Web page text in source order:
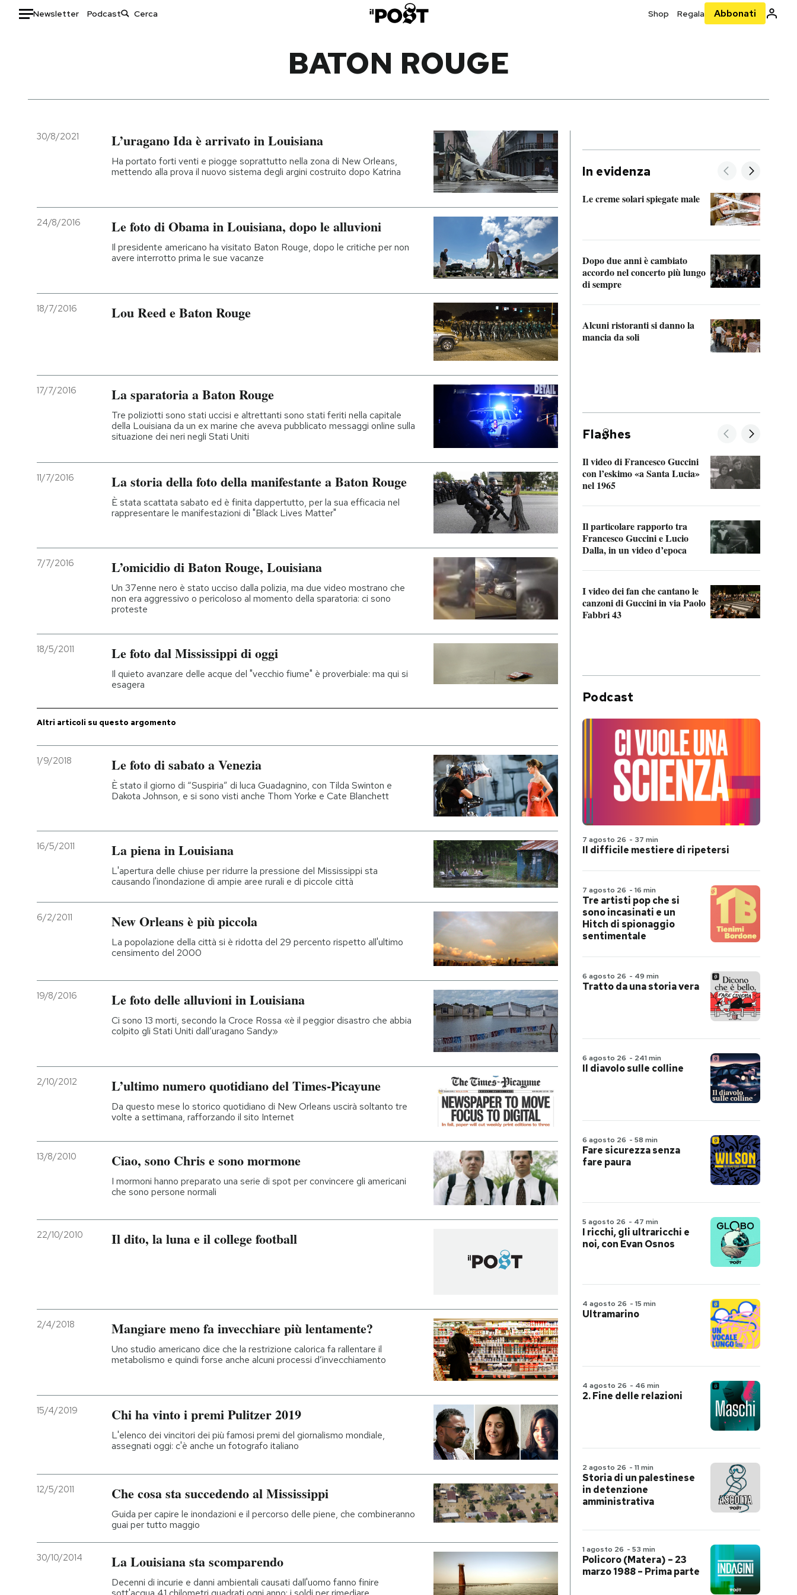
Newsletter Podcast Shop Regala Abbonati
Italia
Politica
Economia
Moda
Storie/Idee
Ok Boomer!
AREA PERSONALE
BATON ROUGE
30/8/2021 L’uragano Ida è arrivato in Louisiana
Ha portato forti venti e piogge soprattutto nella zona di New Orleans,
mettendo alla prova il nuovo sistema degli argini costruito dopo Katrina
24/8/2016 Le foto di Obama in Louisiana, dopo le alluvioni
Il presidente americano ha visitato Baton Rouge, dopo le critiche per non
avere interrotto prima le sue vacanze
18/7/2016 Lou Reed e Baton Rouge
17/7/2016 La sparatoria a Baton Rouge
Tre poliziotti sono stati uccisi e altrettanti sono stati feriti nella capitale
della Louisiana da un ex marine che aveva pubblicato messaggi online sulla
situazione dei neri negli Stati Uniti
11/7/2016 La storia della foto della manifestante a Baton Rouge
È stata scattata sabato ed è finita dappertutto, per la sua efficacia nel
rappresentare le manifestazioni di "Black Lives Matter"
7/7/2016 L’omicidio di Baton Rouge, Louisiana
Un 37enne nero è stato ucciso dalla polizia, ma due video mostrano che
non era aggressivo o pericoloso al momento della sparatoria: ci sono
proteste
18/5/2011 Le foto dal Mississippi di oggi
Il quieto avanzare delle acque del "vecchio fiume" è proverbiale: ma qui si
esagera
Altri articoli su questo argomento
1/9/2018 Le foto di sabato a Venezia
È stato il giorno di “Suspiria” di luca Guadagnino, con Tilda Swinton e
Dakota Johnson, e si sono visti anche Thom Yorke e Cate Blanchett
16/5/2011 La piena in Louisiana
L'apertura delle chiuse per ridurre la pressione del Mississippi sta
causando l'inondazione di ampie aree rurali e di piccole città
6/2/2011 New Orleans è più piccola
La popolazione della città si è ridotta del 29 percento rispetto all'ultimo
censimento del 2000
19/8/2016 Le foto delle alluvioni in Louisiana
Ci sono 13 morti, secondo la Croce Rossa «è il peggior disastro che abbia
colpito gli Stati Uniti dall’uragano Sandy»
2/10/2012 L’ultimo numero quotidiano del Times-Picayune
Da questo mese lo storico quotidiano di New Orleans uscirà soltanto tre
volte a settimana, rafforzando il sito Internet
13/8/2010 Ciao, sono Chris e sono mormone
I mormoni hanno preparato una serie di spot per convincere gli americani
che sono persone normali
22/10/2010 Il dito, la luna e il college football
2/4/2018 Mangiare meno fa invecchiare più lentamente?
Uno studio americano dice che la restrizione calorica fa rallentare il
metabolismo e quindi forse anche alcuni processi d’invecchiamento
15/4/2019 Chi ha vinto i premi Pulitzer 2019
L'elenco dei vincitori dei più famosi premi del giornalismo mondiale,
assegnati oggi: c'è anche un fotografo italiano
12/5/2011 Che cosa sta succedendo al Mississippi
Guida per capire le inondazioni e il percorso delle piene, che combineranno
guai per tutto maggio
30/10/2014 La Louisiana sta scomparendo
Decenni di incurie e danni ambientali causati dall'uomo fanno finire
In evidenza
Le creme solari spiegate male
Dopo due anni è cambiato
accordo nel concerto più lungo
di sempre
Alcuni ristoranti si danno la
mancia da soli
Fla hes
Il video di Francesco Guccini
con l’eskimo «a Santa Lucia»
nel 1965
Il particolare rapporto tra
Francesco Guccini e Lucio
Dalla, in un video d’epoca
I video dei fan che cantano le
canzoni di Guccini in via Paolo
Fabbri 43
Podcast
7 agosto 26 - 37 min
Il difficile mestiere di ripetersi
7 agosto 26 - 16 min
Tre artisti pop che si
sono incasinati e un
Hitch di spionaggio
sentimentale
6 agosto 26 - 49 min
Tratto da una storia vera
6 agosto 26 - 241 min
Il diavolo sulle colline
6 agosto 26 - 58 min
Fare sicurezza senza
fare paura
5 agosto 26 - 47 min
I ricchi, gli ultraricchi e
noi, con Evan Osnos
4 agosto 26 - 15 min
Ultramarino
4 agosto 26 - 46 min
2. Fine delle relazioni
2 agosto 26 - 11 min
Storia di un palestinese
in detenzione
amministrativa
1 agosto 26 - 53 min
Policoro (Matera) – 23
marzo 1988 – Prima parte